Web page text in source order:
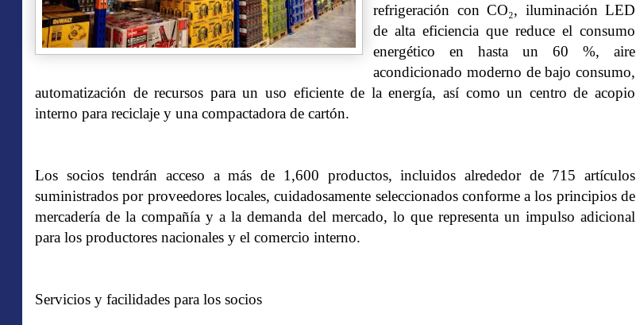
refrigeración con CO₂, iluminación LED
de alta eficiencia que reduce el consumo
energético en hasta un 60 %, aire
acondicionado moderno de bajo consumo,
automatización de recursos para un uso eficiente de la energía, así como un centro de acopio
interno para reciclaje y una compactadora de cartón.
Los socios tendrán acceso a más de 1,600 productos, incluidos alrededor de 715 artículos
suministrados por proveedores locales, cuidadosamente seleccionados conforme a los principios de
mercadería de la compañía y a la demanda del mercado, lo que representa un impulso adicional
para los productores nacionales y el comercio interno.
Servicios y facilidades para los socios